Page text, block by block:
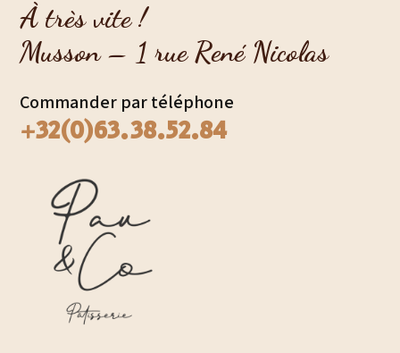
À très vite !
Musson – 1 rue René Nicolas
Commander par téléphone
+32(0)63.38.52.84